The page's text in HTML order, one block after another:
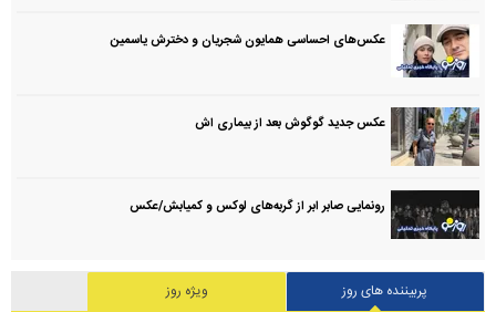
عکس‌های احساسی همایون شجریان و دخترش یاسمین
عکس جدید گوگوش بعد از بیماری اش
رونمایی صابر ابر از گربه‌های لوکس و کمیابش/عکس
پربیننده های روز
ویژه روز